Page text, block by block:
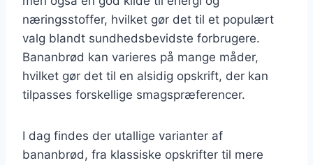
næringsstoffer, hvilket gør det til et populært
valg blandt sundhedsbevidste forbrugere.
Bananbrød kan varieres på mange måder,
hvilket gør det til en alsidig opskrift, der kan
tilpasses forskellige smagspræferencer.
I dag findes der utallige varianter af
bananbrød, fra klassiske opskrifter til mere